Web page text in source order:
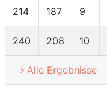
214 187 9
240 208 10
Alle Ergebnisse